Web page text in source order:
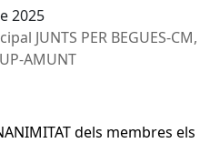
2025
JUNTS PER BEGUES-CM,
AMUNT
dels membres els